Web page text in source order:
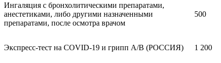
Ингаляция с бронхолитическими препаратами,
анестетиками, либо другими назначенными
препаратами, после осмотра врачом
500
Экспресс-тест на COVID-19 и грипп А/В (РОССИЯ) 1 200